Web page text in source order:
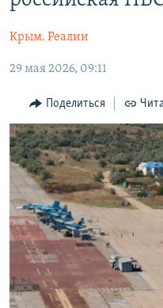
Вернутся
ИНФОГРАФИКА
ТЕЛЕПРОЕКТ КРЫМ.РЕАЛИИ
СОВЕТЫ
ПРОПАВШИЕ БЕЗ ВЕСТИ
ПОБЕДИТЕЛЕЙ НЕ СУДЯТ?
КРЫМ.НЕПОКОРЕННЫЙ
ELIFBE
УКРАИНСКАЯ ПРОБЛЕМА
РАДІО СВОБОДА
КАК ОБОЙТИ
Qırımtatar
ПРИСОЕДИНЯЙТЕСЬ!
Все сайты RFE/RL
Крым. Реалии
29 мая 2026, 09:11
Поделиться